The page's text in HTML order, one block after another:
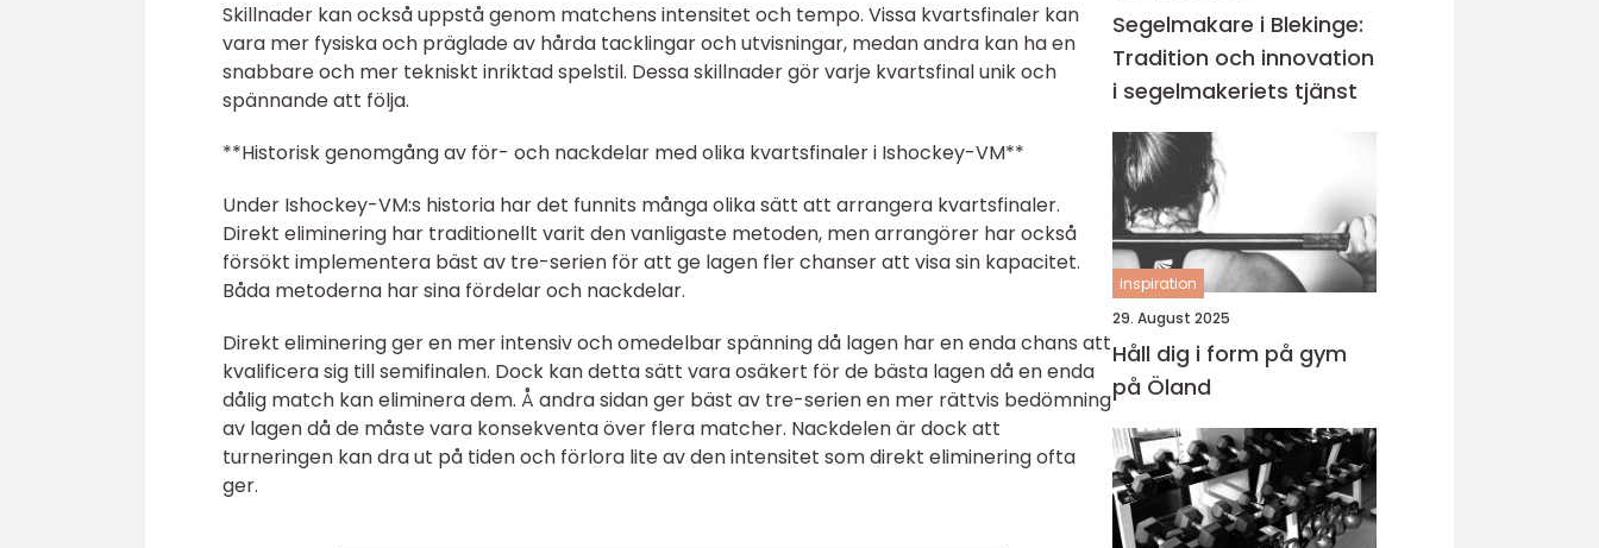
Skillnader kan också uppstå genom matchens intensitet och tempo. Vissa kvartsfinaler kan
vara mer fysiska och präglade av hårda tacklingar och utvisningar, medan andra kan ha en
snabbare och mer tekniskt inriktad spelstil. Dessa skillnader gör varje kvartsfinal unik och
spännande att följa.
**Historisk genomgång av för- och nackdelar med olika kvartsfinaler i Ishockey-VM**
Under Ishockey-VM:s historia har det funnits många olika sätt att arrangera kvartsfinaler.
Direkt eliminering har traditionellt varit den vanligaste metoden, men arrangörer har också
försökt implementera bäst av tre-serien för att ge lagen fler chanser att visa sin kapacitet.
Båda metoderna har sina fördelar och nackdelar.
Direkt eliminering ger en mer intensiv och omedelbar spänning då lagen har en enda chans att
kvalificera sig till semifinalen. Dock kan detta sätt vara osäkert för de bästa lagen då en enda
dålig match kan eliminera dem. Å andra sidan ger bäst av tre-serien en mer rättvis bedömning
av lagen då de måste vara konsekventa över flera matcher. Nackdelen är dock att
turneringen kan dra ut på tiden och förlora lite av den intensitet som direkt eliminering ofta
ger.
Segelmakare i Blekinge:
Tradition och innovation
i segelmakeriets tjänst
inspiration
29. August 2025
Håll dig i form på gym
på Öland